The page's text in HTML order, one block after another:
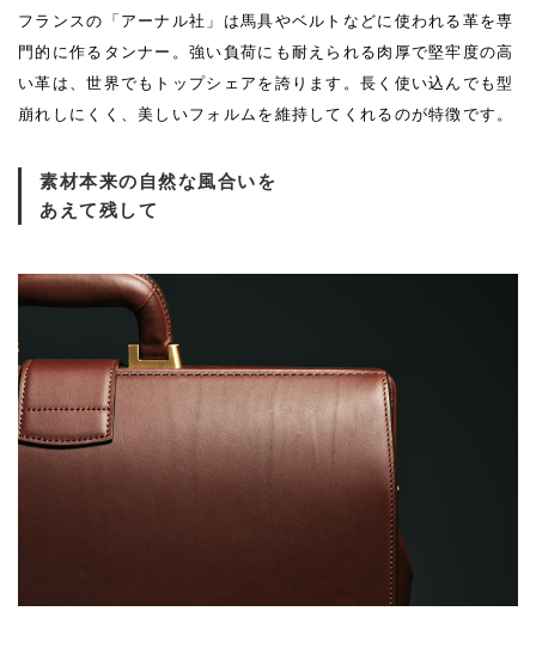
フランスの「アーナル社」は馬具やベルトなどに使われる革を専
門的に作るタンナー。強い負荷にも耐えられる肉厚で堅牢度の高
い革は、世界でもトップシェアを誇ります。長く使い込んでも型
崩れしにくく、美しいフォルムを維持してくれるのが特徴です。
素材本来の自然な風合いを
あえて残して